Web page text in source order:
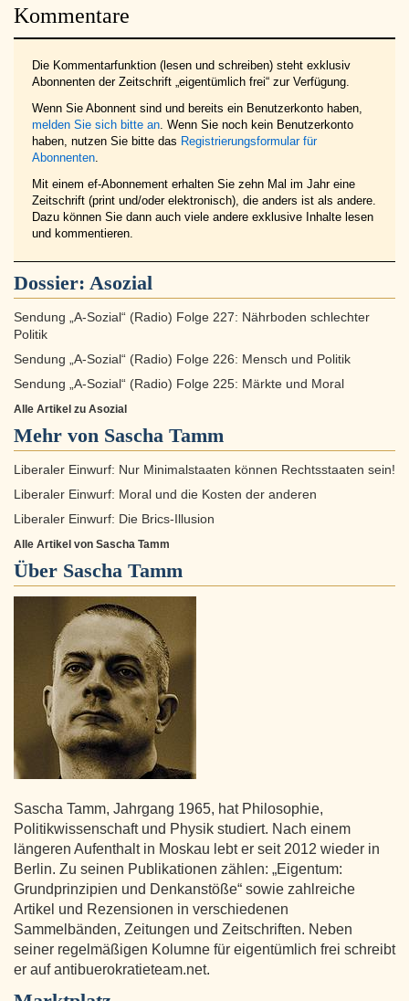
Kommentare
Die Kommentarfunktion (lesen und schreiben) steht exklusiv
Abonnenten der Zeitschrift „eigentümlich frei“ zur Verfügung.
Wenn Sie Abonnent sind und bereits ein Benutzerkonto haben,
melden Sie sich bitte an. Wenn Sie noch kein Benutzerkonto
haben, nutzen Sie bitte das Registrierungsformular für
Abonnenten.
Mit einem ef-Abonnement erhalten Sie zehn Mal im Jahr eine
Zeitschrift (print und/oder elektronisch), die anders ist als andere.
Dazu können Sie dann auch viele andere exklusive Inhalte lesen
und kommentieren.
Dossier: Asozial
Sendung „A-Sozial“ (Radio) Folge 227: Nährboden schlechter
Politik
Sendung „A-Sozial“ (Radio) Folge 226: Mensch und Politik
Sendung „A-Sozial“ (Radio) Folge 225: Märkte und Moral
Alle Artikel zu Asozial
Mehr von Sascha Tamm
Liberaler Einwurf: Nur Minimalstaaten können Rechtsstaaten sein!
Liberaler Einwurf: Moral und die Kosten der anderen
Liberaler Einwurf: Die Brics-Illusion
Alle Artikel von Sascha Tamm
Über Sascha Tamm
Sascha Tamm, Jahrgang 1965, hat Philosophie,
Politikwissenschaft und Physik studiert. Nach einem
längeren Aufenthalt in Moskau lebt er seit 2012 wieder in
Berlin. Zu seinen Publikationen zählen: „Eigentum:
Grundprinzipien und Denkanstöße“ sowie zahlreiche
Artikel und Rezensionen in verschiedenen
Sammelbänden, Zeitungen und Zeitschriften. Neben
seiner regelmäßigen Kolumne für eigentümlich frei schreibt
er auf antibuerokratieteam.net.